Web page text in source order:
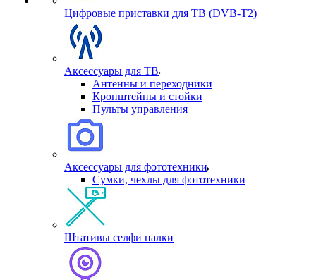
Цифровые приставки для ТВ (DVB-T2)
Аксессуары для ТВ
Антенны и переходники
Кронштейны и стойки
Пульты управления
Аксессуары для фототехники
Сумки, чехлы для фототехники
Штативы селфи палки